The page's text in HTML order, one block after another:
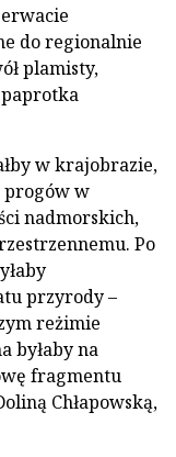
do regionalnie
plamisty,
paprotka
w krajobrazie,
progów w
nadmorskich,
Po
przyrody –
reżimie
byłaby na
fragmentu
Chłapowską,